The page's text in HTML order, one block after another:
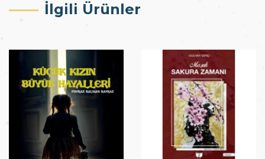
İlgili Ürünler